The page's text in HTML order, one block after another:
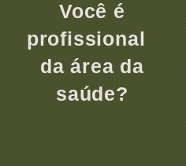
Você é
profissional
da área da
saúde?